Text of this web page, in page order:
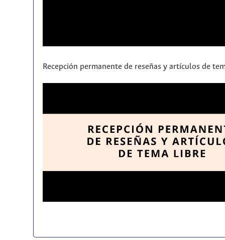
Recepción permanente de reseñas y artículos de